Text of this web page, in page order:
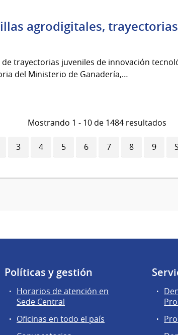
agrodigitales,
trayectorias juveniles de innovación
del Ministerio de Ganadería,…
Mostrando 1 - 10 de 1484 resultados
Página
3 Página
4 Página
5 Página
6 Página
7 Página
8 Página
9
Políticas y gestión
Horarios de atención en
Sede Central
Oficinas en todo el país